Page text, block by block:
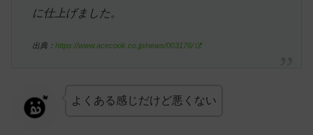
に仕上げました。
出典： https://www.acecook.co.jp/news/003176/
よくある感じだけど悪くない